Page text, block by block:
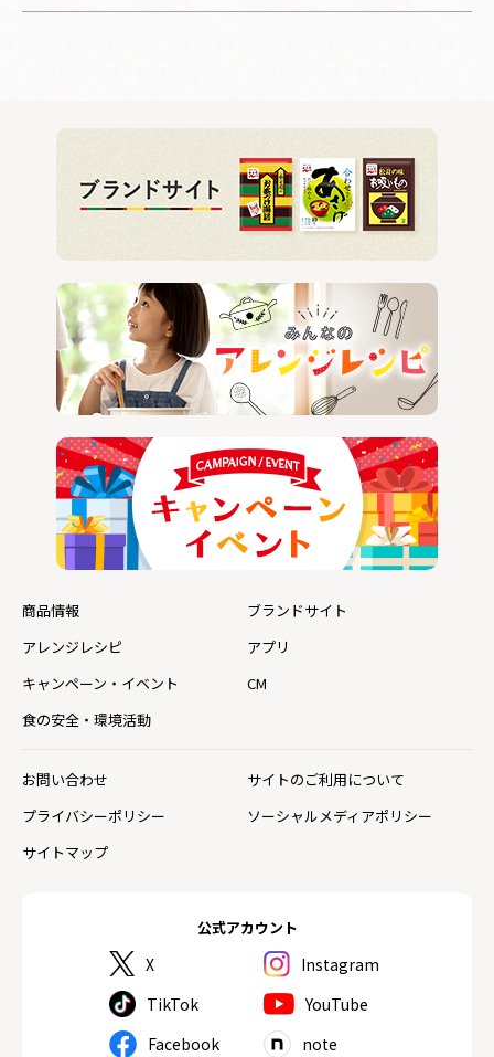
公式アカウント
X
Instagram
TikTok
YouTube
Facebook
note
商品情報
ブランドサイト
アレンジレシピ
アプリ
キャンペーン・イベント
CM
食の安全・環境活動
お問い合わせ
サイトのご利用について
プライバシーポリシー
ソーシャルメディアポリシー
サイトマップ